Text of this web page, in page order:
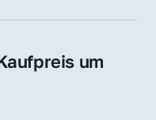
in der Regel
um